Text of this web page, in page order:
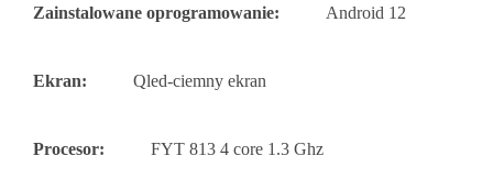
Zainstalowane oprogramowanie: Android 12
Ekran: Qled-ciemny ekran
Procesor: FYT 813 4 core 1.3 Ghz